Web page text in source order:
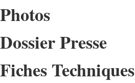
Photos
Dossier Presse
Fiches Techniques